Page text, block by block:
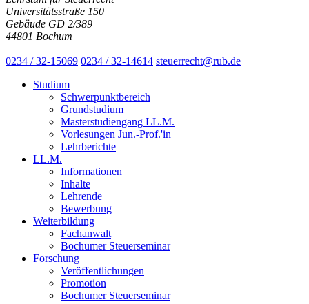
Universitätsstraße 150
Gebäude GD 2/389
44801 Bochum
0234 / 32-15069 0234 / 32-14614 steuerrecht@rub.de
Studium
Schwerpunktbereich
Grundstudium
Masterstudiengang LL.M.
Vorlesungen Jun.-Prof.'in
Lehrberichte
LL.M.
Informationen
Inhalte
Lehrende
Bewerbung
Weiterbildung
Fachanwalt
Bochumer Steuerseminar
Forschung
Veröffentlichungen
Promotion
Bochumer Steuerseminar